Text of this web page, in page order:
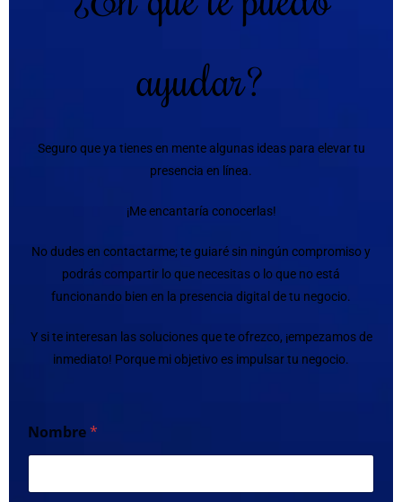
ayudar?
Seguro que ya tienes en mente algunas ideas para elevar tu
presencia en línea.
¡Me encantaría conocerlas!
No dudes en contactarme; te guiaré sin ningún compromiso y
podrás compartir lo que necesitas o lo que no está
funcionando bien en la presencia digital de tu negocio.
Y si te interesan las soluciones que te ofrezco, ¡empezamos de
inmediato! Porque mi objetivo es impulsar tu negocio.
Nombre*